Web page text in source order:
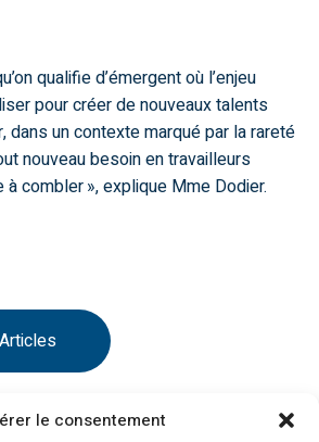
le consentement
qualifie d’émergent où l’enjeu
pour créer de nouveaux talents
dans un contexte marqué par la rareté
nouveau besoin en travailleurs
combler », explique Mme Dodier.